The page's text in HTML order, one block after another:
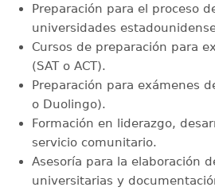
Preparación para el proceso
universidades
Cursos de preparación para
(SAT o ACT).
Preparación para exámenes
o Duolingo).
Formación en liderazgo,
servicio comunitario.
Asesoría para la elaboración
universitarias y